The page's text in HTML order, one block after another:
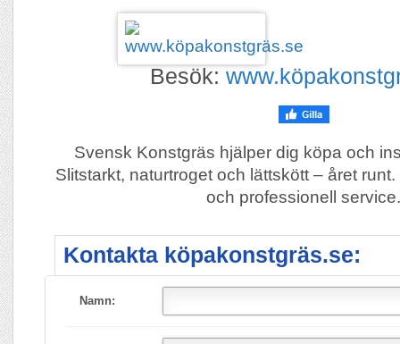
Besök:
Svensk Konstgräs hjälper dig köpa och
Slitstarkt, naturtroget och lättskött – året
och professionell service.
Kontakta köpakonstgräs.se:
Namn: